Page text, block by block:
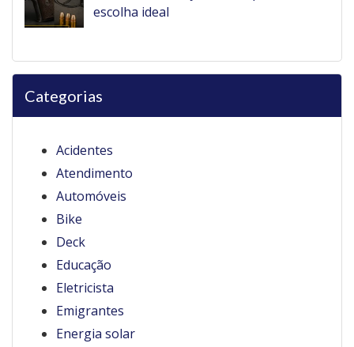
escolha ideal
Categorias
Acidentes
Atendimento
Automóveis
Bike
Deck
Educação
Eletricista
Emigrantes
Energia solar